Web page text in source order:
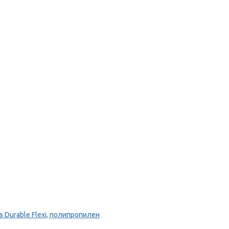
Flexi, полипропилен